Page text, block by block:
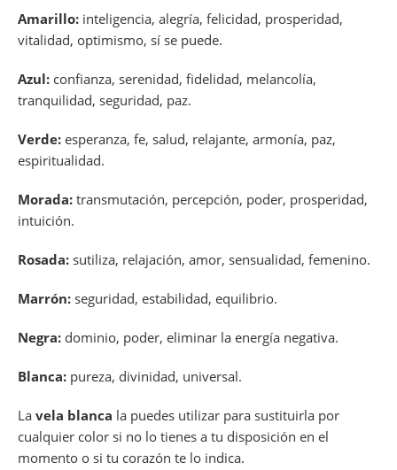
Amarillo: inteligencia, alegría, felicidad, prosperidad,
vitalidad, optimismo, sí se puede.
Azul: confianza, serenidad, fidelidad, melancolía,
tranquilidad, seguridad, paz.
Verde: esperanza, fe, salud, relajante, armonía, paz,
espiritualidad.
Morada: transmutación, percepción, poder, prosperidad,
intuición.
Rosada: sutiliza, relajación, amor, sensualidad, femenino.
Marrón: seguridad, estabilidad, equilibrio.
Negra: dominio, poder, eliminar la energía negativa.
Blanca: pureza, divinidad, universal.
La vela blanca la puedes utilizar para sustituirla por
cualquier color si no lo tienes a tu disposición en el
momento o si tu corazón te lo indica.